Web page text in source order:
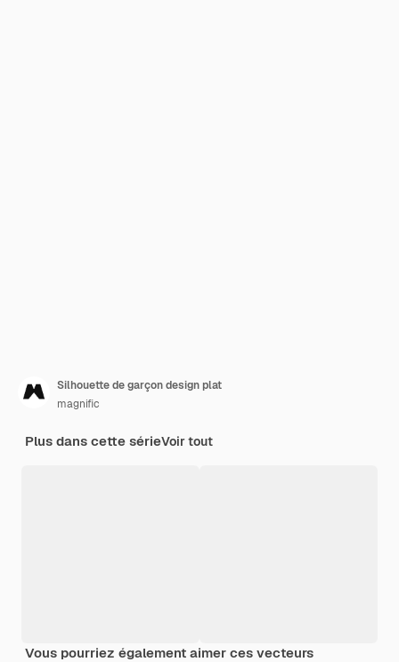
Silhouette de garçon design plat
magnific
Plus dans cette sérieVoir tout
Vous pourriez également aimer ces vecteurs